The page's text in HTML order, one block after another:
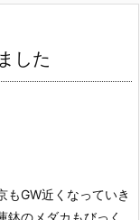
した
もGW近くなっていき
鉢のメダカもびっく